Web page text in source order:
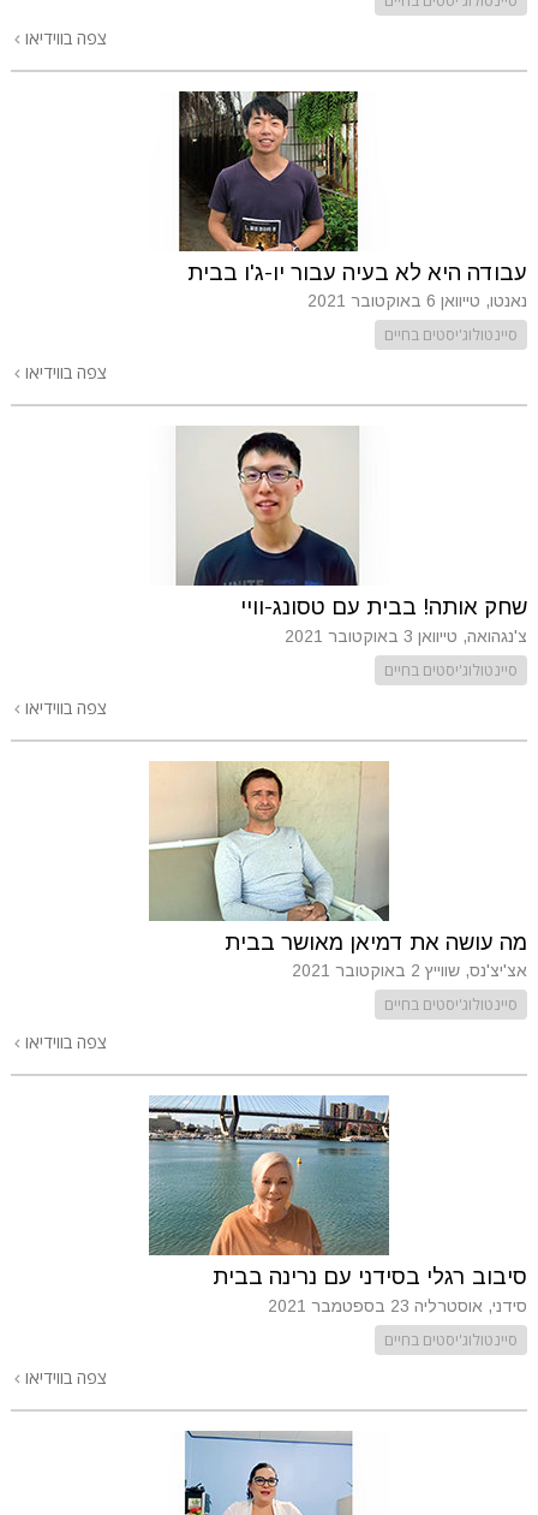
צפה בווידיאו
עבודה היא לא בעיה עבור יו-ג'ו בבית
נאנטו, טייוואן 6 באוקטובר 2021
סיינטולוג'יסטים בחיים
צפה בווידיאו
שחק אותה! בבית עם טסונג-וויי
צ'נגהואה, טייוואן 3 באוקטובר 2021
סיינטולוג'יסטים בחיים
צפה בווידיאו
מה עושה את דמיאן מאושר בבית
אצ'יצ'נס, שווייץ 2 באוקטובר 2021
סיינטולוג'יסטים בחיים
צפה בווידיאו
סיבוב רגלי בסידני עם נרינה בבית
סידני, אוסטרליה 23 בספטמבר 2021
סיינטולוג'יסטים בחיים
צפה בווידיאו